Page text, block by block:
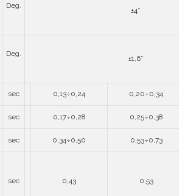
Deg.
±4″
Deg.
±1,6″
sec 0,13÷0,24 0,20÷0,34
sec 0,17÷0,28 0,25÷0,38
sec 0,34÷0,50 0,53÷0,73
sec 0,43 0,53